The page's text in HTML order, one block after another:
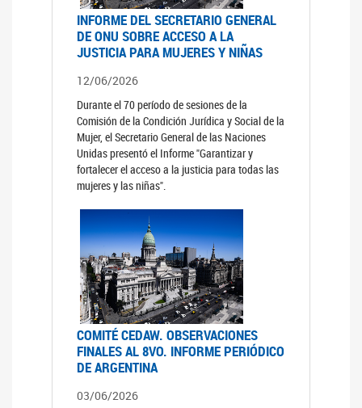
INFORME DEL SECRETARIO GENERAL
DE ONU SOBRE ACCESO A LA
JUSTICIA PARA MUJERES Y NIÑAS
12/06/2026
Durante el 70 período de sesiones de la
Comisión de la Condición Jurídica y Social de la
Mujer, el Secretario General de las Naciones
Unidas presentó el Informe "Garantizar y
fortalecer el acceso a la justicia para todas las
mujeres y las niñas".
COMITÉ CEDAW. OBSERVACIONES
FINALES AL 8VO. INFORME PERIÓDICO
DE ARGENTINA
03/06/2026